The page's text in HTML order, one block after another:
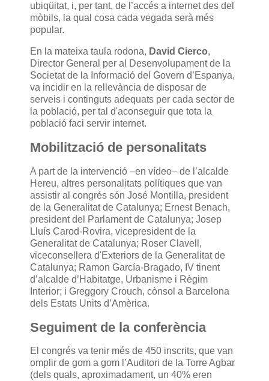
ubiqüitat, i, per tant, de l’accés a internet des del
mòbils, la qual cosa cada vegada serà més
popular.
En la mateixa taula rodona, David Cierco,
Director General per al Desenvolupament de la
Societat de la Informació del Govern d’Espanya,
va incidir en la rellevància de disposar de
serveis i continguts adequats per cada sector de
la població, per tal d'aconseguir que tota la
població faci servir internet.
Mobilització de personalitats
A part de la intervenció –en vídeo– de l’alcalde
Hereu, altres personalitats polítiques que van
assistir al congrés són José Montilla, president
de la Generalitat de Catalunya; Ernest Benach,
president del Parlament de Catalunya; Josep
Lluís Carod-Rovira, vicepresident de la
Generalitat de Catalunya; Roser Clavell,
viceconsellera d'Exteriors de la Generalitat de
Catalunya; Ramon García-Bragado, IV tinent
d’alcalde d’Habitatge, Urbanisme i Règim
Interior; i Greggory Crouch, cònsol a Barcelona
dels Estats Units d’Amèrica.
Seguiment de la conferència
El congrés va tenir més de 450 inscrits, que van
omplir de gom a gom l’Auditori de la Torre Agbar
(dels quals, aproximadament, un 40% eren